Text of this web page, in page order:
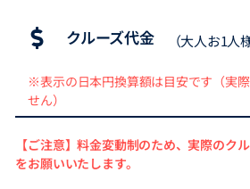
クルーズ代金 （大人お1人
※表示の日本円換算額は目安です（実
せん）
【ご注意】料金変動制のため、実際のク
をお願いいたします。